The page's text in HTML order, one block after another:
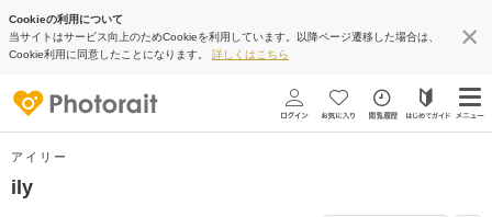
Cookieの利用について
当サイトはサービス向上のためCookieを利用しています。以降ページ遷移した場合は、
Cookie利用に同意したことになります。 詳しくはこちら
アイリー
ily